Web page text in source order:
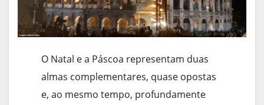
O Natal e a Páscoa representam duas
almas complementares, quase opostas
e, ao mesmo tempo, profundamente